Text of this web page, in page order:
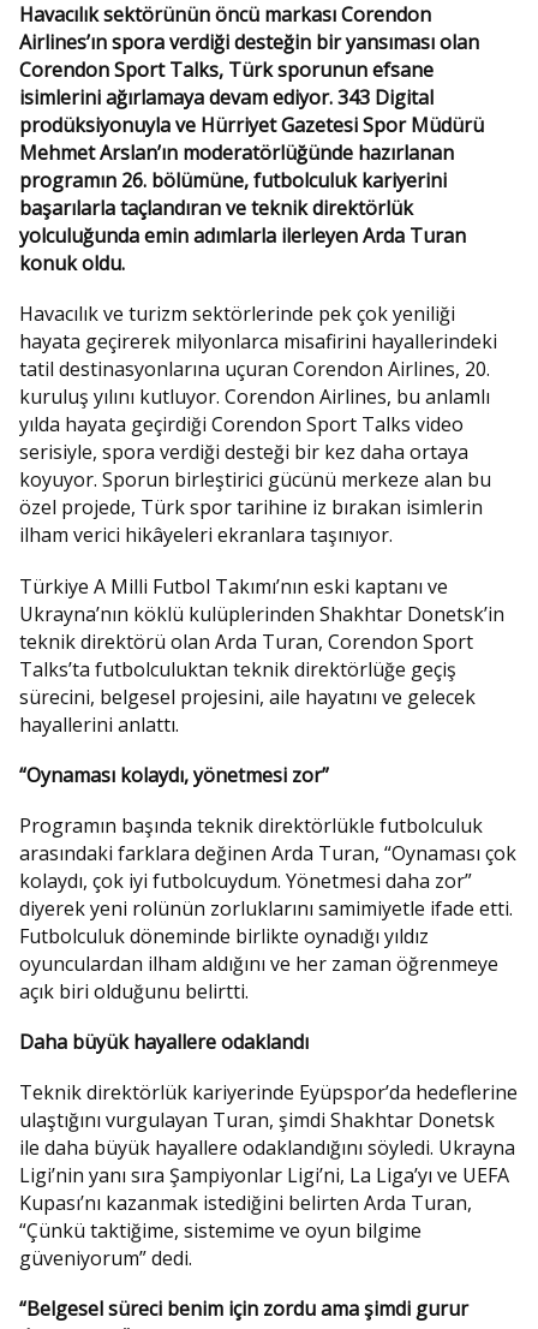
Havacılık sektörünün öncü markası Corendon
Airlines’ın spora verdiği desteğin bir yansıması olan
Corendon Sport Talks, Türk sporunun efsane
isimlerini ağırlamaya devam ediyor. 343 Digital
prodüksiyonuyla ve Hürriyet Gazetesi Spor Müdürü
Mehmet Arslan’ın moderatörlüğünde hazırlanan
programın 26. bölümüne, futbolculuk kariyerini
başarılarla taçlandıran ve teknik direktörlük
yolculuğunda emin adımlarla ilerleyen Arda Turan
konuk oldu.
Havacılık ve turizm sektörlerinde pek çok yeniliği
hayata geçirerek milyonlarca misafirini hayallerindeki
tatil destinasyonlarına uçuran Corendon Airlines, 20.
kuruluş yılını kutluyor. Corendon Airlines, bu anlamlı
yılda hayata geçirdiği Corendon Sport Talks video
serisiyle, spora verdiği desteği bir kez daha ortaya
koyuyor. Sporun birleştirici gücünü merkeze alan bu
özel projede, Türk spor tarihine iz bırakan isimlerin
ilham verici hikâyeleri ekranlara taşınıyor.
Türkiye A Milli Futbol Takımı’nın eski kaptanı ve
Ukrayna’nın köklü kulüplerinden Shakhtar Donetsk’in
teknik direktörü olan Arda Turan, Corendon Sport
Talks’ta futbolculuktan teknik direktörlüğe geçiş
sürecini, belgesel projesini, aile hayatını ve gelecek
hayallerini anlattı.
“Oynaması kolaydı, yönetmesi zor”
Programın başında teknik direktörlükle futbolculuk
arasındaki farklara değinen Arda Turan, “Oynaması çok
kolaydı, çok iyi futbolcuydum. Yönetmesi daha zor”
diyerek yeni rolünün zorluklarını samimiyetle ifade etti.
Futbolculuk döneminde birlikte oynadığı yıldız
oyunculardan ilham aldığını ve her zaman öğrenmeye
açık biri olduğunu belirtti.
Daha büyük hayallere odaklandı
Teknik direktörlük kariyerinde Eyüpspor’da hedeflerine
ulaştığını vurgulayan Turan, şimdi Shakhtar Donetsk
ile daha büyük hayallere odaklandığını söyledi. Ukrayna
Ligi’nin yanı sıra Şampiyonlar Ligi’ni, La Liga’yı ve UEFA
Kupası’nı kazanmak istediğini belirten Arda Turan,
“Çünkü taktiğime, sistemime ve oyun bilgime
güveniyorum” dedi.
“Belgesel süreci benim için zordu ama şimdi gurur